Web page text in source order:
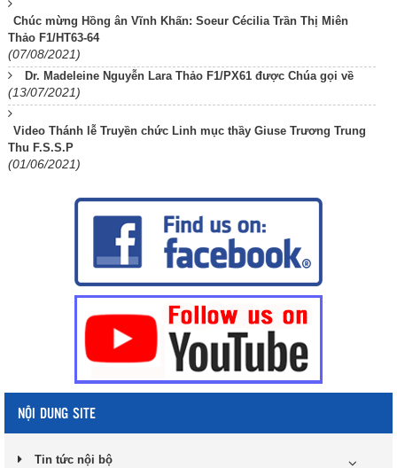
Chúc mừng Hồng ân Vĩnh Khấn: Soeur Cécilia Trần Thị Miên
Thảo F1/HT63-64
(07/08/2021)
Dr. Madeleine Nguyễn Lara Thảo F1/PX61 được Chúa gọi về
(13/07/2021)
Video Thánh lễ Truyền chức Linh mục thầy Giuse Trương Trung
Thu F.S.S.P
(01/06/2021)
NỘI DUNG SITE
Tin tức nội bộ